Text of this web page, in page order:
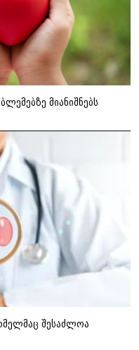
მიანიშნებს
შესაძლოა